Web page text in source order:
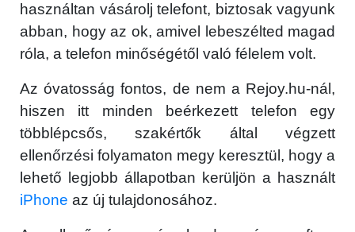
használtan vásárolj telefont, biztosak vagyunk
abban, hogy az ok, amivel lebeszélted magad
róla, a telefon minőségétől való félelem volt.
Az óvatosság fontos, de nem a Rejoy.hu-nál,
hiszen itt minden beérkezett telefon egy
többlépcsős, szakértők által végzett
ellenőrzési folyamaton megy keresztül, hogy a
lehető legjobb állapotban kerüljön a használt
iPhone az új tulajdonosához.